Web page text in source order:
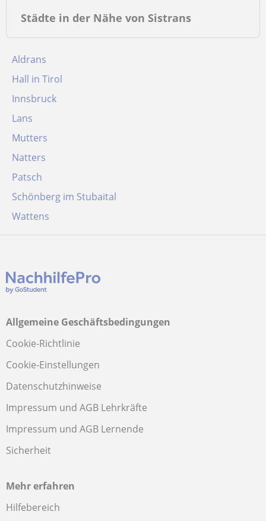
Städte in der Nähe von Sistrans
Aldrans
Hall in Tirol
Innsbruck
Lans
Mutters
Natters
Patsch
Schönberg im Stubaital
Wattens
Allgemeine Geschäftsbedingungen
Cookie-Richtlinie
Cookie-Einstellungen
Datenschutzhinweise
Impressum und AGB Lehrkräfte
Impressum und AGB Lernende
Sicherheit
Mehr erfahren
Hilfebereich